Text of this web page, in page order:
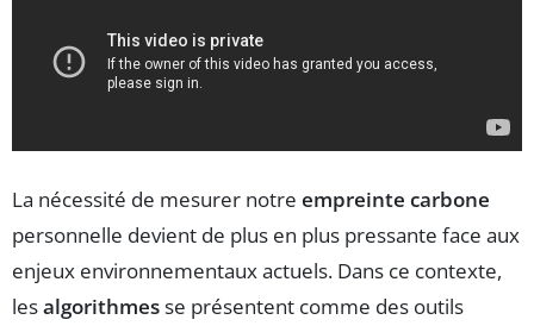
La nécessité de mesurer notre empreinte carbone
personnelle devient de plus en plus pressante face aux
enjeux environnementaux actuels. Dans ce contexte,
lesalgorithmesse présentent comme des outils